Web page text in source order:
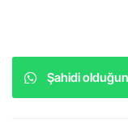
Şahidi